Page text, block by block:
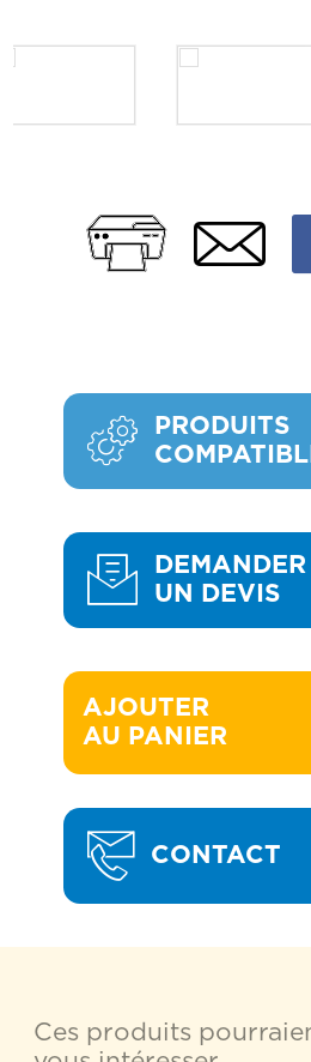
PRODUITS
DEMANDER
UN DEVIS
AJOUTER
AU PANIER
CONTACT
Ces produits